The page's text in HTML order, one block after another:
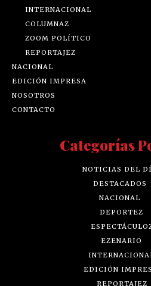
INTERNACIONAL
COLUMNAZ
ZOOM POLÍTICO
REPORTAJEZ
NACIONAL
EDICIÓN IMPRESA
NOSOTROS
CONTACTO
Categorías
NOTICIAS DEL
DESTACADOS
NACIONAL
DEPORTEZ
EZENARIO
EDICIÓN
REPORTAJEZ